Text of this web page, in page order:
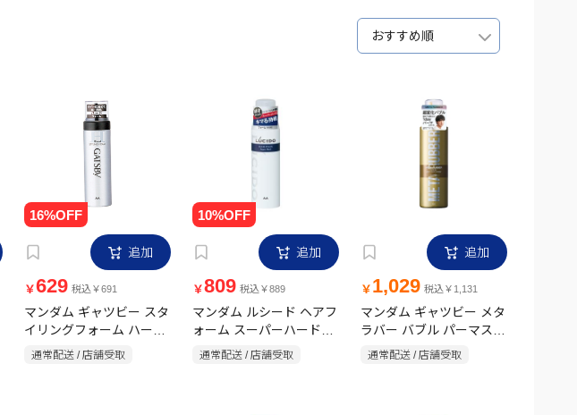
おすすめ順
追加
￥629 税込￥691
マンダム ギャツビー スタ
イリングフォーム ハード
185g シトラス
通常配送 / 店舗受取
追加
￥809 税込￥889
マンダム ルシード ヘアフ
ォーム スーパーハード
通常配送 / 店舗受取
追加
￥ 1,029 税込￥1,131
マンダム ギャツビー メタ
ラバー バブル パーマスタ
イルクリエイター 180g
通常配送 / 店舗受取